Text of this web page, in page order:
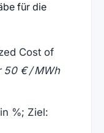
für die
Cost of
50 € / MWh
%; Ziel: